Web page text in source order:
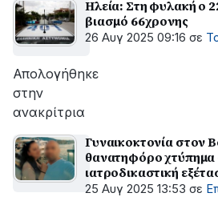
Ηλεία: Στη φυλακή ο
βιασμό 66χρονης
26 Αυγ 2025 09:16 σε
Απολογήθηκε
στην
ανακρίτρια
Γυναικοκτονία στον
θανατηφόρο χτύπημα -
ιατροδικαστική
25 Αυγ 2025 13:53 σε